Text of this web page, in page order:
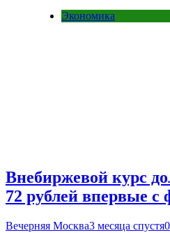
Экономика
Внебиржевой курс
72 рублей впервые с
Вечерняя Москва3 месяца спустя0